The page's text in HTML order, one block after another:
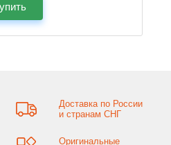
Доставка по России
и странам СНГ
Оригинальные